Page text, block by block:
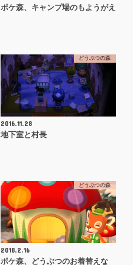
ポケ森、キャンプ場のもようがえ
どうぶつの森
2016.11.28
地下室と村長
どうぶつの森
2018.2.16
ポケ森、どうぶつのお着替えな